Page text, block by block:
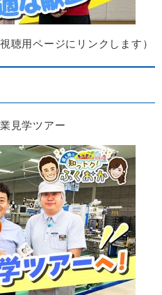
聴用ページにリンクします）​
見学ツアー